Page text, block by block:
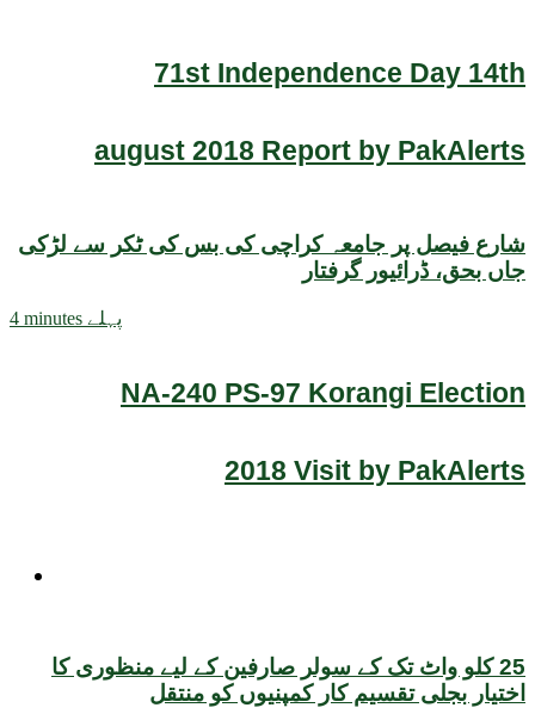
71st Independence Day 14th
august 2018 Report by PakAlerts
NA-240 PS-97 Korangi Election
2018 Visit by PakAlerts
شارع فیصل پر جامعہ کراچی کی بس کی ٹکر سے لڑکی
جاں بحق، ڈرائیور گرفتار
4 minutes پہلے
25 کلو واٹ تک کے سولر صارفین کے لیے منظوری کا
اختیار بجلی تقسیم کار کمپنیوں کو منتقل